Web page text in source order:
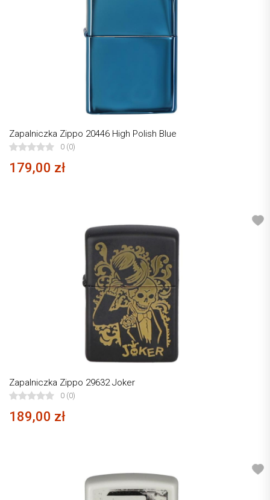
Zapalniczka Zippo 20446 High Polish Blue
0 (0)
179,00 zł
Zapalniczka Zippo 29632 Joker
0 (0)
189,00 zł